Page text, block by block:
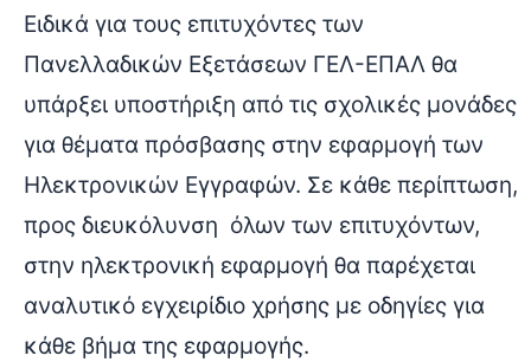
Ειδικά για τους επιτυχόντες των
Πανελλαδικών Εξετάσεων ΓΕΛ-ΕΠΑΛ θα
υπάρξει υποστήριξη από τις σχολικές μονάδες
για θέματα πρόσβασης στην εφαρμογή των
Ηλεκτρονικών Εγγραφών. Σε κάθε περίπτωση,
προς διευκόλυνση όλων των επιτυχόντων,
στην ηλεκτρονική εφαρμογή θα παρέχεται
αναλυτικό εγχειρίδιο χρήσης με οδηγίες για
κάθε βήμα της εφαρμογής.